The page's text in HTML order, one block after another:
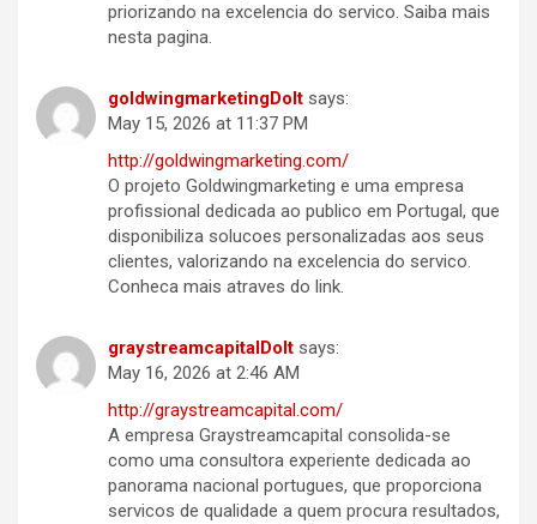
priorizando na excelencia do servico. Saiba mais
nesta pagina.
goldwingmarketingDoIt says:
May 15, 2026 at 11:37 PM
http://goldwingmarketing.com/
O projeto Goldwingmarketing e uma empresa
profissional dedicada ao publico em Portugal, que
disponibiliza solucoes personalizadas aos seus
clientes, valorizando na excelencia do servico.
Conheca mais atraves do link.
graystreamcapitalDoIt says:
May 16, 2026 at 2:46 AM
http://graystreamcapital.com/
A empresa Graystreamcapital consolida-se
como uma consultora experiente dedicada ao
panorama nacional portugues, que proporciona
servicos de qualidade a quem procura resultados,